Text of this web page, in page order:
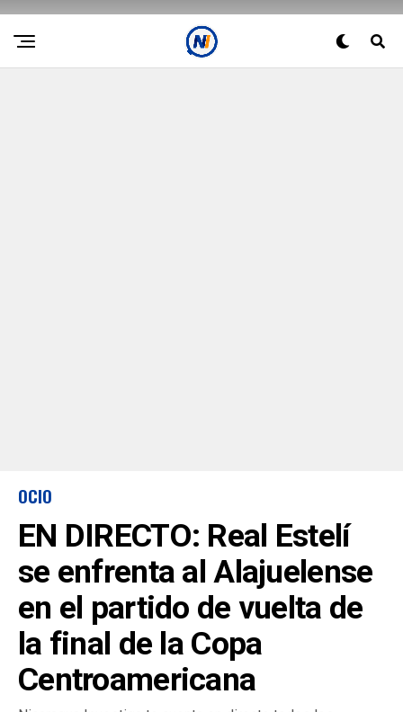
OCIO
EN DIRECTO: Real Estelí
se enfrenta al Alajuelense
en el partido de vuelta de
la final de la Copa
Centroamericana